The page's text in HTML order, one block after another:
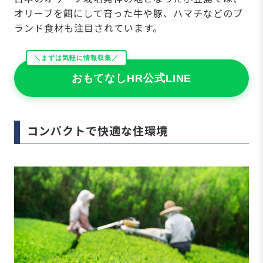
オリーブを餌にして育った牛や豚、ハマチなどのブ
ランド食材も注目されています。
＼まずは気軽に情報収集／
おもてなしHR公式LINE
コンパクトで快適な住環境